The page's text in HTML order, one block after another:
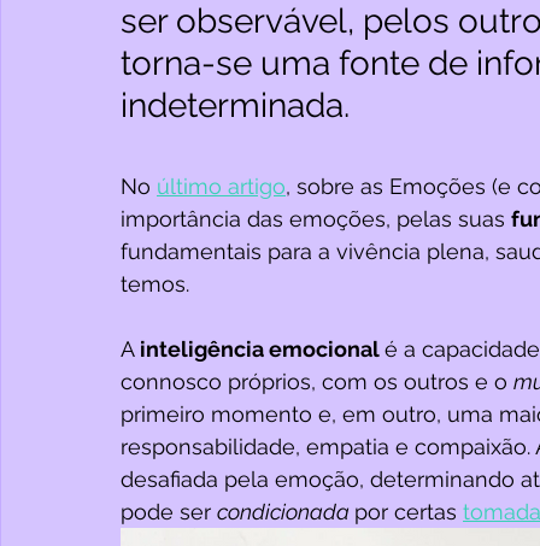
ser observável, pelos
torna-se uma fonte de
indeterminada.
No último artigo, sobre as Emoções (e
importância das emoções, pelas suas
fundamentais para a vivência plena,
temos.
A inteligência emocional é a
connosco próprios, com os outros e o
primeiro momento e, em outro, uma
responsabilidade, empatia e
desafiada pela emoção, determinando
pode ser condicionada por certas